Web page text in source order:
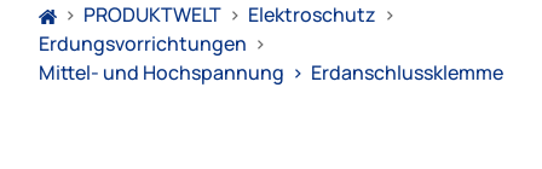
> PRODUKTWELT > Elektroschutz >
Erdungsvorrichtungen >
Mittel- und Hochspannung > Erdanschlussklemme